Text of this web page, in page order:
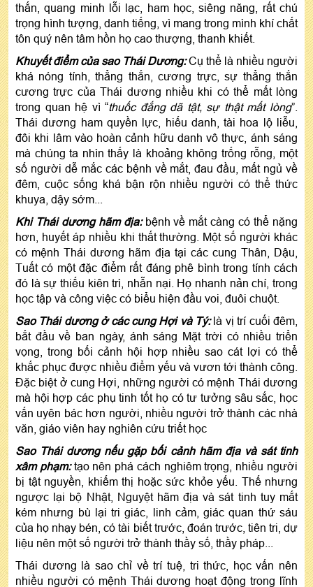
thắn, quang minh lỗi lạc, ham học, siêng năng, rất chú
trọng hình tượng, danh tiếng, vì mang trong mình khí chất
tôn quý nên tâm hồn họ cao thượng, thanh khiết.
Khuyết điểm của sao Thái Dương:Cụ thể là nhiều người
khá nóng tính, thẳng thắn, cương trực, sự thẳng thắn
cương trực của Thái dương nhiều khi có thể mất lòng
trong quan hệ vì “thuốc đắng dã tật, sự thật mất lòng”.
Thái dương ham quyền lực, hiếu danh, tài hoa lộ liễu,
đôi khi lâm vào hoàn cảnh hữu danh vô thực, ánh sáng
mà chúng ta nhìn thấy là khoảng không trống rỗng, một
số người dễ mắc các bệnh về mắt, đau đầu, mất ngủ về
đêm, cuộc sống khá bận rộn nhiều người có thể thức
khuya, dậy sớm...
Khi Thái dương hãm địa:bệnh về mắt càng có thể nặng
hơn, huyết áp nhiều khi thất thường. Một số người khác
có mệnh Thái dương hãm địa tại các cung Thân, Dậu,
Tuất có một đặc điểm rất đáng phê bình trong tính cách
đó là sự thiếu kiên trì, nhẫn nại. Họ nhanh nản chí, trong
học tập và công việc có biểu hiện đầu voi, đuôi chuột.
Sao Thái dương ở các cung Hợi và Tý:là vị trí cuối đêm,
bắt đầu về ban ngày, ánh sáng Mặt trời có nhiều triển
vọng, trong bối cảnh hội hợp nhiều sao cát lợi có thể
khắc phục được nhiều điểm yếu và vươn tới thành công.
Đặc biệt ở cung Hợi, những người có mệnh Thái dương
mà hội hợp các phụ tinh tốt họ có tư tưởng sâu sắc, học
vấn uyên bác hơn người, nhiều người trở thành các nhà
văn, giáo viên hay nghiên cứu triết học
Sao Thái dương nếu gặp bối cảnh hãm địa và sát tinh
xâm phạm:tạo nên phá cách nghiêm trọng, nhiều người
bị tật nguyền, khiếm thị hoặc sức khỏe yếu. Thế nhưng
ngược lại bộ Nhật, Nguyệt hãm địa và sát tinh tuy mắt
kém nhưng bù lại tri giác, linh cảm, giác quan thứ sáu
của họ nhạy bén, có tài biết trước, đoán trước, tiên tri, dự
liệu nên một số người trở thành thầy số, thầy pháp...
Thái dương là sao chỉ về trí tuệ, tri thức, học vấn nên
nhiều người có mệnh Thái dương hoạt động trong lĩnh